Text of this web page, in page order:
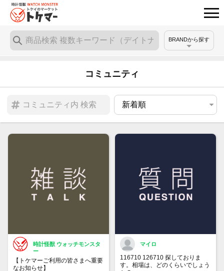
BRANDから探す
コミュニティ
時計怪獣 ウォッチモンスタ
ー
【トケマーご利用の皆さまへ重要
なお知らせ】
マイロ
116710 126710 探しておりま
す。相場は、どのくらいでしょう